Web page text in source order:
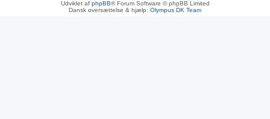
Udviklet af phpBB® Forum Software © phpBB Limited
Dansk oversættelse & hjælp: Olympus DK Team